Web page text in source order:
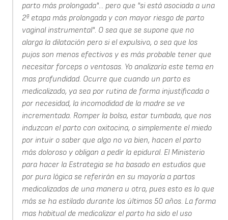
parto más prolongada"... pero que "si está asociada a una
2ª etapa más prolongada y con mayor riesgo de parto
vaginal instrumental". O sea que se supone que no
alarga la dilatación pero si el expulsivo, o sea que los
pujos son menos efectivos y es más probable tener que
necesitar forceps o ventosas. Yo analizaría este tema en
mas profundidad. Ocurre que cuando un parto es
medicalizado, ya sea por rutina de forma injustificada o
por necesidad, la incomodidad de la madre se ve
incrementada. Romper la bolsa, estar tumbada, que nos
induzcan el parto con oxitocina, o simplemente el miedo
por intuir o saber que algo no va bien, hacen el parto
más doloroso y obligan a pedir la epidural. El Ministerio
para hacer la Estrategia se ha basado en estudios que
por pura lógica se referirán en su mayoría a partos
medicalizados de una manera u otra, pues esto es lo que
más se ha estilado durante los últimos 50 años. La forma
mas habitual de medicalizar el parto ha sido el uso